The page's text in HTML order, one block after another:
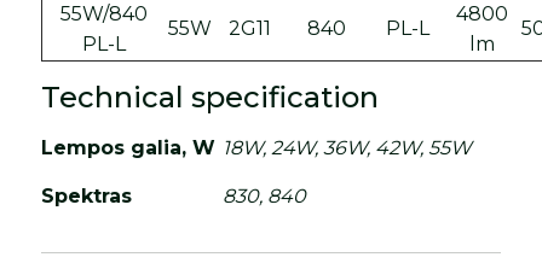
55W/840
PL-L
55W 2G11 840 PL-L
4800
lm
Technical specification
Lempos galia, W 18W, 24W, 36W, 42W, 55W
Spektras 830, 840